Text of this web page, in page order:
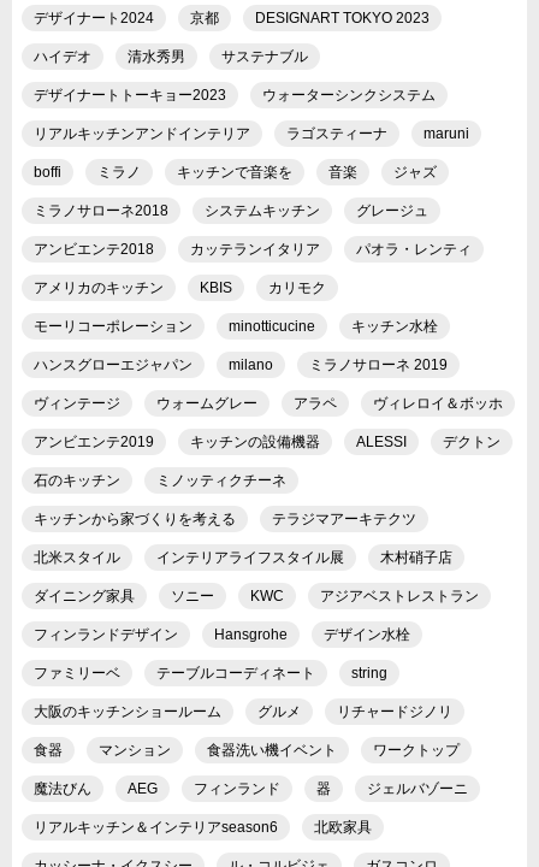
デザイナート2024 京都 DESIGNART TOKYO 2023
ハイデオ 清水秀男 サステナブル
デザイナートトーキョー2023 ウォーターシンクシステム
リアルキッチンアンドインテリア ラゴスティーナ maruni
boffi ミラノ キッチンで音楽を 音楽 ジャズ
ミラノサローネ2018 システムキッチン グレージュ
アンビエンテ2018 カッテランイタリア パオラ・レンティ
アメリカのキッチン KBIS カリモク
モーリコーポレーション minotticucine キッチン水栓
ハンスグローエジャパン milano ミラノサローネ 2019
ヴィンテージ ウォームグレー アラペ ヴィレロイ＆ボッホ
アンビエンテ2019 キッチンの設備機器 ALESSI デクトン
石のキッチン ミノッティクチーネ
キッチンから家づくりを考える テラジマアーキテクツ
北米スタイル インテリアライフスタイル展 木村硝子店
ダイニング家具 ソニー KWC アジアベストレストラン
フィンランドデザイン Hansgrohe デザイン水栓
ファミリーベ テーブルコーディネート string
大阪のキッチンショールーム グルメ リチャードジノリ
食器 マンション 食器洗い機イベント ワークトップ
魔法びん AEG フィンランド 器 ジェルバゾーニ
リアルキッチン＆インテリアseason6 北欧家具